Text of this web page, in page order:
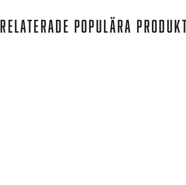
RELATERADE POPULÄRA